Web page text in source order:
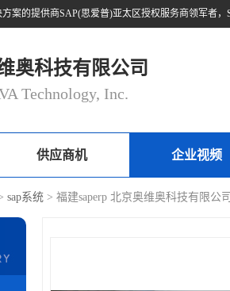
奥科技有限公司
Technology, Inc.
供应商机 企业视频
sap系统 > 福建saperp 北京奥维奥科技有限公司